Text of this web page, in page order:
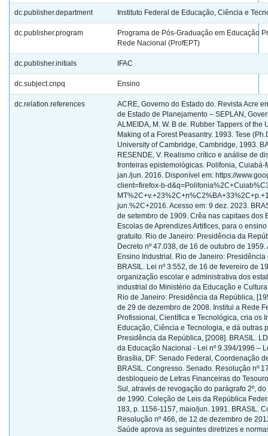
dc.publisher.department Instituto Federal de Educação, Ciência e
dc.publisher.program
Programa de Pós-Graduação em Educação
Rede Nacional (ProfEPT)
dc.publisher.initials IFAC
dc.subject.cnpq Ensino
dc.relation.references ACRE, Governo do Estado do. Revista Acre em números 2017. Secretaria de Estado de Planejamento – SEPLAN, Governo do Estado do Acre. 2017. ALMEIDA, M. W. B de. Rubber Tappers of the Upper Jurua River, Brazil: The Making of a Forest Peasantry. 1993. Tese (Ph.D. em Antropologia Social) - University of Cambridge, Cambridge, 1993. BARROS, S.; VIEIRA, V.; RESENDE, V. Realismo crítico e análise de discurso crítica: hibridismo de fronteiras epistemológicas. Polifonia, Cuiabá-MT, v. 23, n. 33, p. 11-28, jan./jun. 2016. Disponível em: https://www.google.com/search?client=firefox-b-d&q=Polifonia%2C+Cuiab%C3%A1- MT%2C+v.+23%2C+n%C2%BA+33%2C+p.+11-28%2C+jan-jun.%2C+2016. Acesso em: 9 dez. 2023. BRASIL. Decreto nº 7.566, de 23 de setembro de 1909. Crêa nas capitaes dos Estados da Republica Escolas de Aprendizes Artifices, para o ensino profissional primario e gratuito. Rio de Janeiro: Presidência da República, [1909]. BRASIL. Decreto nº 47.038, de 16 de outubro de 1959. Aprova o Regulamento do Ensino Industrial. Rio de Janeiro: Presidência da República, [1959]. BRASIL. Lei nº 3.552, de 16 de fevereiro de 1959. Dispõe sobre nova organização escolar e administrativa dos estabelecimentos de ensino industrial do Ministério da Educação e Cultura, e dá outras providências. Rio de Janeiro: Presidência da República, [1959]. BRASIL. Lei nº 11.892, de 29 de dezembro de 2008. Institui a Rede Federal de Educação Profissional, Científica e Tecnológica, cria os Institutos Federais de Educação, Ciência e Tecnologia, e dá outras providências. Brasília: Presidência da República, [2008]. BRASIL. LDB: Lei de Diretrizes e Bases da Educação Nacional - Lei nº 9.394/1996 – Lei nº 4.024/1961. 7. ed. Brasília, DF: Senado Federal, Coordenação de Edições Técnicas, 2023. BRASIL. Congresso. Senado. Resolução nº 17, de 1991. Autoriza o desbloqueio de Letras Financeiras do Tesouro do Estado do Rio Grande do Sul, através de revogação do parágrafo 2º, do artigo 1º da Resolução nº 72, de 1990. Coleção de Leis da República Federativa do Brasil, Brasília, DF, v. 183, p. 1156-1157, maio/jun. 1991. BRASIL. Conselho Nacional de Saúde. Resolução nº 466, de 12 de dezembro de 2012. Conselho Nacional de Saúde aprova as seguintes diretrizes e normas regulamentadoras de pesquisas envolvendo seres humanos. DOU nº 12 – quinta-feira, 13 de junho de 2013 – Seção 1 – Página 59. Disponível em: https://conselho.saude.gov.br/resolucoes/2012/Reso466.pdf. Acesso em: 10 dez. 2023. BRUNO, A. Educação formal, não formal e informal: da trilogia aos cruzamentos, dos hibridismos a outros contributos. Mediações, Setúbal, v. 2, n. 2, p. 11-25, 2014. CIAVATTA, M. A formação integrada: a escola e o trabalho como lugares de memória e de identidade. Trabalho Necessário, v. 3, n. 3, 2005. CIAVATTA, M. Ensino Integrado, a Politecnia e a Educação Omnilateral: por que lutamos? Revista Trabalho & Educação. Belo Horizonte, v. 23, n. 1, p. 187–205, 2014. Disponível em: https://seer.ufmg.br/index.php/trabedu/article/view/9303. Acesso em: 9 dez. 2023. CIAVATTA, M.; RAMOS, M. Ensino Médio e Educação Profissional no Brasil: Dualidade e fragmentação. Revista Retratos da Escola, Brasília, v. 5, n. 8, p. 27-41, jan./jun. 2011. CIAVATTA, M.; RAMOS, M. Parte III. Ensino médio: uma nova concepção unificadora de ciência, técnica e ensino. São Paulo: Cortez, 1991. DEMA. Desenvolvimento e Meio Ambiente. 30 Anos do Legado de Chico Mendes. 2018. Disponível em: https://revistas.ufpr.br/made/issue/view/2648. Acesso em: 9 dez. 2023. DEWEY, J. The sources of a science of education. Nova York: Horace Liveright, 1929. FAIRCLOUGH, N. Analysing discourse: textual analysis for social research. London: Routledge, 2003. FAIRCLOUGH, N. Critical discourse analysis: the critical study of language. 2. ed. Harlow: Longman, 2010. FAIRCLOUGH, N. Language and power. 2. ed. Harlow: Pearson Education, 2001. FREITAS, S. dos S. Extrativismo vegetal no Brasil em face da proteção do meio ambiente. 2019. Trabalho de Conclusão de Curso (Graduação em Direito) - AEE, [S. l.], 2019. Disponível em: http://repositorio.aee.edu.br/bitstream/aee/8593/1/TCC%202019-2%20- %20Sebasti%C3%A3o%20dos%20Santos%20Freitas.pdf. Acesso em: 9 dez. 2023. FRIGOTTO, G. Educação e a crise do capitalismo real. 6. ed. São Paulo: Cortez, 2014. FRIGOTTO, G.; MOLINA, H. Estado, educação e sindicalismo no contexto da regressão social. Retratos da Escola, v. 4, n. 6, p. 25-40, 2010. GADOTTI, M. A questão da educação formal/não formal. In: INSTITUT INTERNATIONAL DES DROITS DE L’ENFANT (IDE). Droit à l’éducation: solution à tous les problèmes ou problème sans solution? Sion (Suisse), 18 a 22 out. 2005. Disponível em: https://edisciplinas.usp.br/pluginfile.php/5633199/mod_resource/content/1/e ca%C3%A7%C3%A3o%20n%C3%A3o%20for- mal_formal_Gadotti.pdf. Acesso em: 25 nov. 2023. GATTERMANN, B.; POSSA, L. B. Inclusão e aprendizagem como imperativo da governamentalidade neoliberal e a criação dos institutos federais de educação no Brasil. RIAEE – Revista Ibero-Americana de Estudos em Educação, Araraquara, v. 13, n. 4, p. 1632-1651, out./dez. 2018. GIL, A. C. Como elaborar projetos de pesquisa. 6. ed. São Paulo, SP: Atlas, 2019. GOHN, M. da G. Educação não-formal, participação da sociedade civil e estruturas colegiadas nas escolas. ENSAIO: Avaliação e Políticas Públicas em Educação, Rio de Janeiro, v. 14, n. 50, p. 27- 38, jan./mar. 2006. GOMES, J. M.; LIMA, A. S. T. Os espaços não-formais de ensino e a prática pedagógica no Ensino Médio Integrado. Humanidades & Inovação, v. 8, n. 53, p. 365–379, 2021. HALBWACHS, M. A Memória Coletiva. São Paulo: Editora Revista dos Tribunais LTDA, 1990. IBGE, Instituto Brasileiro de Geografia e Estatística. Mapa por Município do Censo Agro - Censo Agro [2017]. Disponível em: https://censoagro2017.ibge.gov.br/. Acesso em: 9 dez. 2023. IBGE, Instituto Brasileiro de Geografia e Estatística. População Censo [2022]. Disponível em: https://cidades.ibge.gov.br/brasil/ac/xapuri/panorama. Acesso em: 16 nov. 2023. IFAC, Instituto Federal de Educação, Ciência e Tecnologia do Acre. PPC - Projeto Pedagógico do Curso Técnico